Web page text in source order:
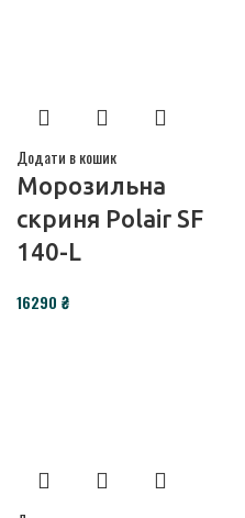
Додати в кошик
Морозильна
скриня Polair SF
140-L
16290 ₴